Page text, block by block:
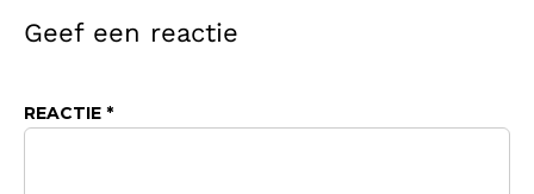
Geef een reactie
REACTIE *